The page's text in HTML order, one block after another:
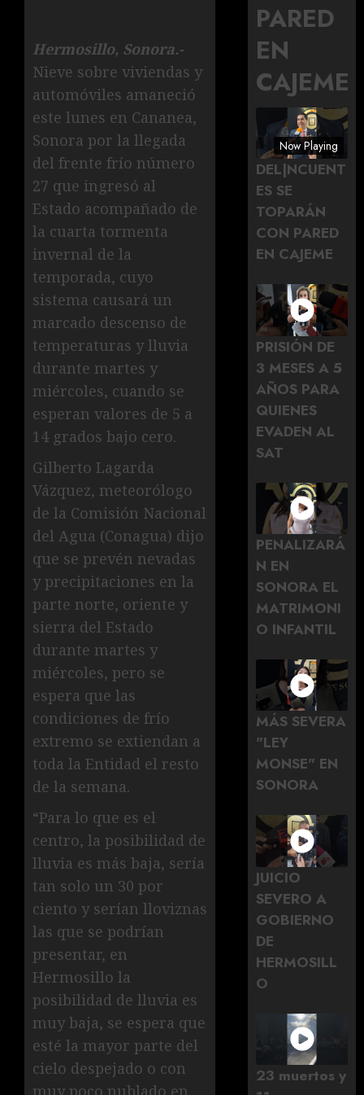
Hermosillo, Sonora.-
Nieve sobre viviendas y
automóviles amaneció
este lunes en Cananea,
Sonora por la llegada
del frente frío número
27 que ingresó al
Estado acompañado de
la cuarta tormenta
invernal de la
temporada, cuyo
sistema causará un
marcado descenso de
temperaturas y lluvia
durante martes y
miércoles, cuando se
esperan valores de 5 a
14 grados bajo cero.
Gilberto Lagarda
Vázquez, meteorólogo
de la Comisión Nacional
del Agua (Conagua) dijo
que se prevén nevadas
y precipitaciones en la
parte norte, oriente y
sierra del Estado
durante martes y
miércoles, pero se
espera que las
condiciones de frío
extremo se extiendan a
toda la Entidad el resto
de la semana.
“Para lo que es el
centro, la posibilidad de
lluvia es más baja, sería
tan solo un 30 por
ciento y serían lloviznas
las que se podrían
presentar, en
Hermosillo la
posibilidad de lluvia es
muy baja, se espera que
esté la mayor parte del
cielo despejado o con
muy poco nublado en
PARED
EN
CAJEME
Now Playing
DEL|NCUENT
ES SE
TOPARÁN
CON PARED
EN CAJEME
PRISIÓN DE
3 MESES A 5
AÑOS PARA
QUIENES
EVADEN AL
SAT
PENALIZARÁ
N EN
SONORA EL
MATRIMONI
O INFANTIL
MÁS SEVERA
"LEY
MONSE" EN
SONORA
JUICIO
SEVERO A
GOBIERNO
DE
HERMOSILL
O
23 muertos y